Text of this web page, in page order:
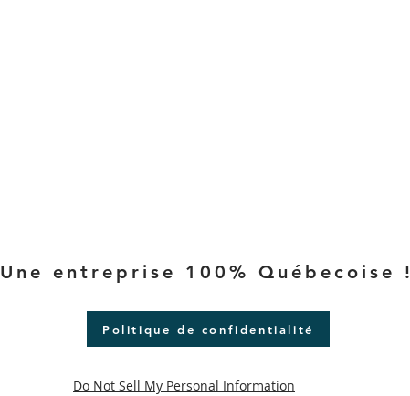
Une entreprise 100% Québecoise !
Politique de confidentialité
Do Not Sell My Personal Information